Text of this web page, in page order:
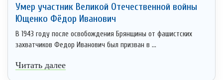
Умер участник Великой Отечественной войны
Ющенко Фёдор Иванович
В 1943 году после освобождения Брянщины от фашистских
захватчиков Федор Иванович был призван в ...
Читать далее